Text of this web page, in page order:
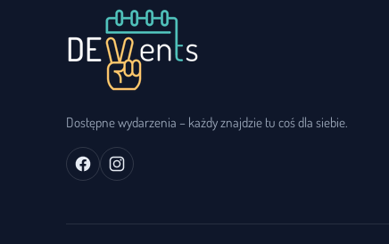
Dostępne wydarzenia – każdy znajdzie tu coś dla siebie.